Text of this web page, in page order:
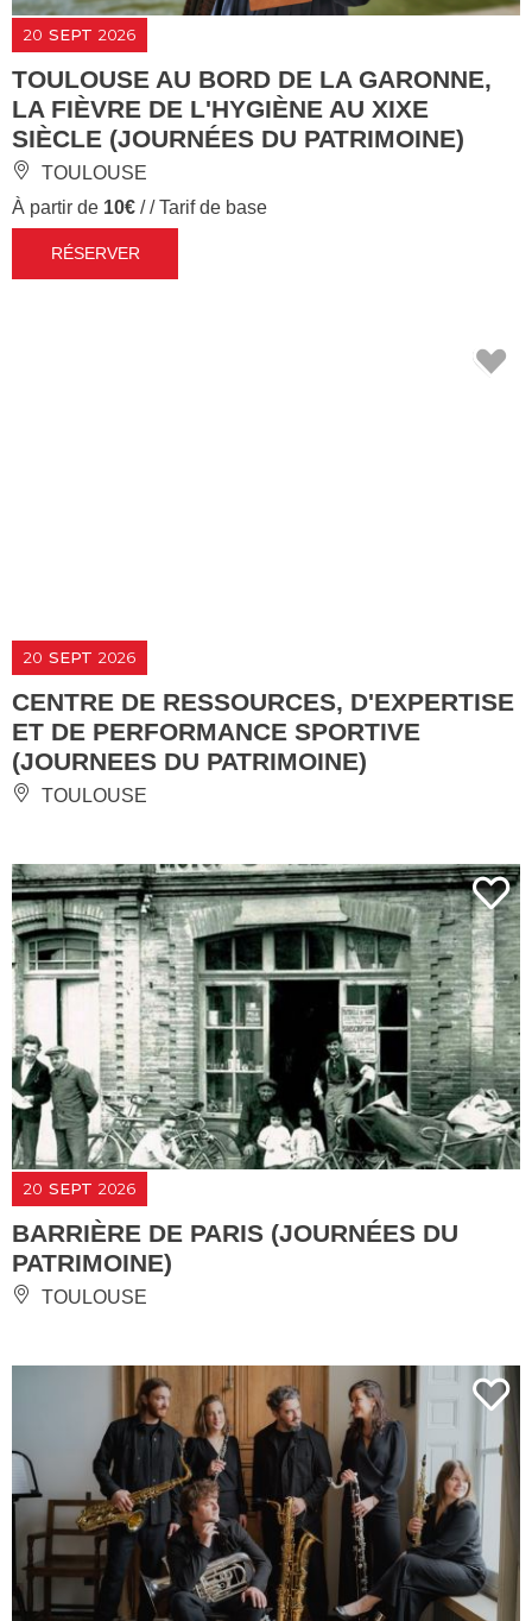
20 SEPT 2026
TOULOUSE AU BORD DE LA GARONNE,
LA FIÈVRE DE L'HYGIÈNE AU XIXE
SIÈCLE (JOURNÉES DU PATRIMOINE)
TOULOUSE
À partir de 10€ / / Tarif de base
RÉSERVER
20 SEPT 2026
CENTRE DE RESSOURCES, D'EXPERTISE
ET DE PERFORMANCE SPORTIVE
(JOURNEES DU PATRIMOINE)
TOULOUSE
20 SEPT 2026
BARRIÈRE DE PARIS (JOURNÉES DU
PATRIMOINE)
TOULOUSE